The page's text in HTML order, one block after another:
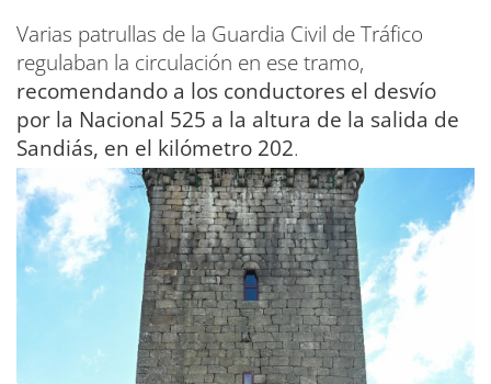
Varias patrullas de la Guardia Civil de Tráfico
regulaban la circulación en ese tramo,
recomendando a los conductores el desvío
por la Nacional 525 a la altura de la salida de
Sandiás, en el kilómetro 202.